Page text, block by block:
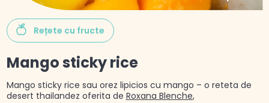
Rețete cu fructe
Mango sticky rice
Mango sticky rice sau orez lipicios cu mango – o reteta de
desert thailandez oferita de Roxana Blenche,